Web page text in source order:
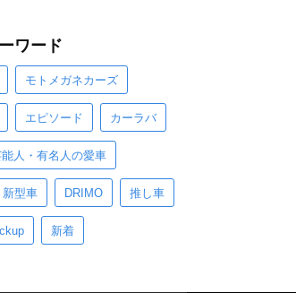
ワード
モトメガネカーズ
エピソード カーラバ
人・有名人の愛車
新型車 DRIMO 推し車
新着